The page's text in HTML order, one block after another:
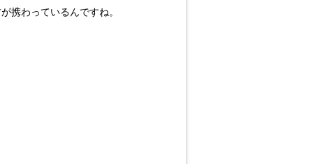
携わっているんですね。